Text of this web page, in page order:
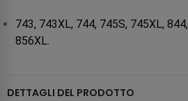
743, 743XL, 744, 745S, 745XL,
856XL.
DETTAGLI DEL PRODOTTO